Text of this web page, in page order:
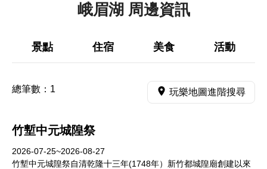
峨眉湖 周邊資訊
景點 住宿 美食 活動
總筆數： 1 玩樂地圖進階搜尋
竹塹中元城隍祭
2026-07-25~2026-08-27
竹塹中元城隍祭自清乾隆十三年(1748年）新竹都城隍廟創建以來